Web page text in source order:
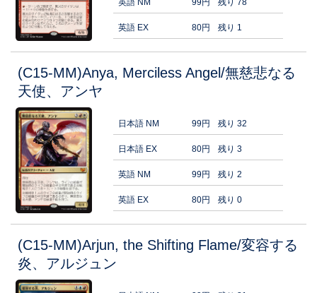
英語 NM 99円 残り 78
英語 EX 80円 残り 1
(C15-MM)Anya, Merciless Angel/無慈悲なる
天使、アンヤ
日本語 NM 99円 残り 32
日本語 EX 80円 残り 3
英語 NM 99円 残り 2
英語 EX 80円 残り 0
(C15-MM)Arjun, the Shifting Flame/変容する
炎、アルジュン